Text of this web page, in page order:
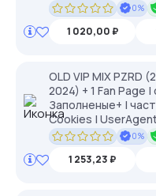
0%
1 020,00 ₽
OLD VIP MIX PZRD
2024) + 1 Fan Page
Заполненые+ |
Cookies |
0%
1 253,23 ₽